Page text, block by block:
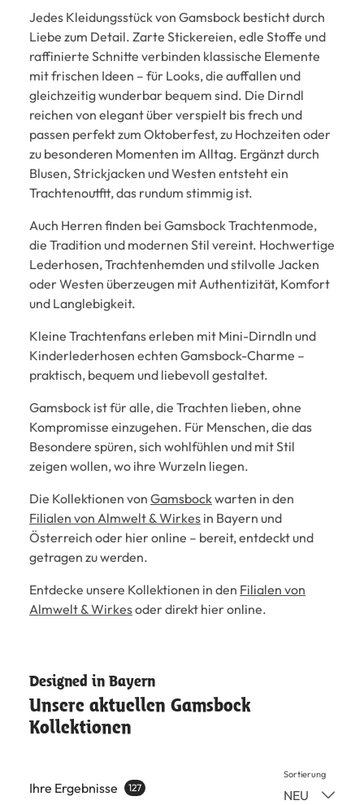
Jedes Kleidungsstück von Gamsbock besticht durch
Liebe zum Detail. Zarte Stickereien, edle Stoffe und
raffinierte Schnitte verbinden klassische Elemente
mit frischen Ideen – für Looks, die auffallen und
gleichzeitig wunderbar bequem sind. Die Dirndl
reichen von elegant über verspielt bis frech und
passen perfekt zum Oktoberfest, zu Hochzeiten oder
zu besonderen Momenten im Alltag. Ergänzt durch
Blusen, Strickjacken und Westen entsteht ein
Trachtenoutfit, das rundum stimmig ist.
Auch Herren finden bei Gamsbock Trachtenmode,
die Tradition und modernen Stil vereint. Hochwertige
Lederhosen, Trachtenhemden und stilvolle Jacken
oder Westen überzeugen mit Authentizität, Komfort
und Langlebigkeit.
Kleine Trachtenfans erleben mit Mini-Dirndln und
Kinderlederhosen echten Gamsbock-Charme –
praktisch, bequem und liebevoll gestaltet.
Gamsbock ist für alle, die Trachten lieben, ohne
Kompromisse einzugehen. Für Menschen, die das
Besondere spüren, sich wohlfühlen und mit Stil
zeigen wollen, wo ihre Wurzeln liegen.
Die Kollektionen von Gamsbockwarten in den
Filialen von Almwelt & Wirkes in Bayern und
Österreich oder hier online – bereit, entdeckt und
getragen zu werden.
Entdecke unsere Kollektionen in den Filialen von
Almwelt & Wirkesoder direkt hier online.
Designed in Bayern
Unsere aktuellen Gamsbock
Kollektionen
Ihre Ergebnisse 127
Sortierung
NEU